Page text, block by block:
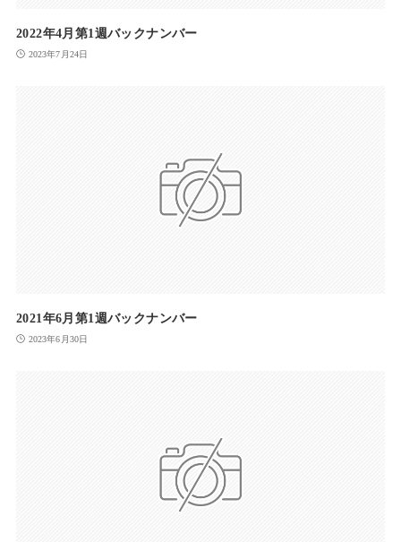
2022年4月第1週バックナンバー
2023年7月24日
2021年6月第1週バックナンバー
2023年6月30日